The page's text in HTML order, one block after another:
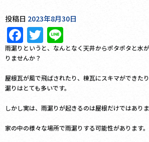
投稿日 2023年8月30日
Facebook
Twitter
雨漏りというと、なんとなく天井からポタポタと水
りませんか？
屋根瓦が風で飛ばされたり、棟瓦にスキマができた
漏りはとても多いです。
しかし実は、雨漏りが起きるのは屋根だけではありま
家の中の様々な場所で雨漏りする可能性があります。